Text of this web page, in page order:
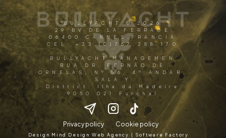
BULLYACHT © 2026
29 BV DE LA FERRAGE
06400 CANNES FRANCIA
CEL. +33.(0)767.258.170
BULLYACHT MANAGEMEN
RUA DR. FERNÃO DE
ORNELAS, Nº 56, 4º ANDAR,
SALA Y
District: Ilha da Madeira
9050 021 Funchal
Design Mind Design Web Agency | Software Factory
Privacy policy Cookie policy